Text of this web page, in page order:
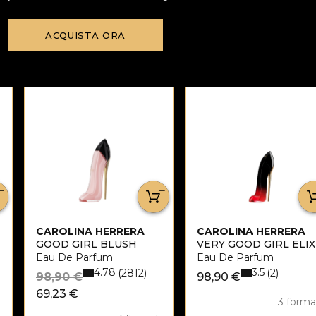
ACQUISTA ORA
CAROLINA HERRERA
GOOD GIRL BLUSH
Eau De Parfum
69,23 €
98,90 € 4.78 2812
CAROLINA HERRERA
VERY GOOD GIRL
Eau De Parfum
98,90 €
3
3.5 2